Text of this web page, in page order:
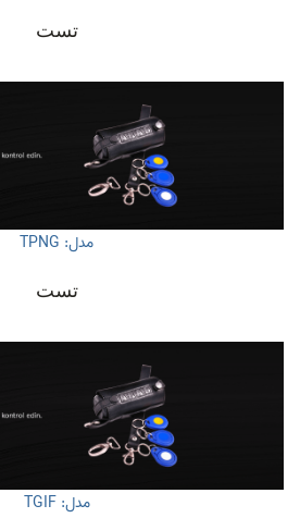
تست
مدل: TPNG
تست
مدل: TGIF